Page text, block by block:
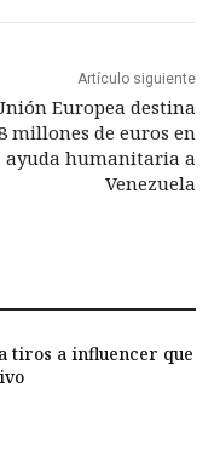
Artículo siguiente
Europea destina
millones de euros en
ayuda humanitaria a
Venezuela
tiros a influencer que